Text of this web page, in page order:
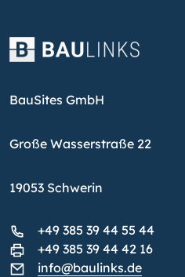
BauSites GmbH
Große Wasserstraße 22
19053 Schwerin
+49 385 39 44 55 44
+49 385 39 44 42 16
info@baulinks.de